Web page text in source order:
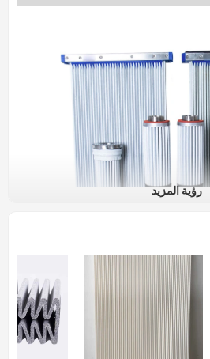
رؤية المزيد